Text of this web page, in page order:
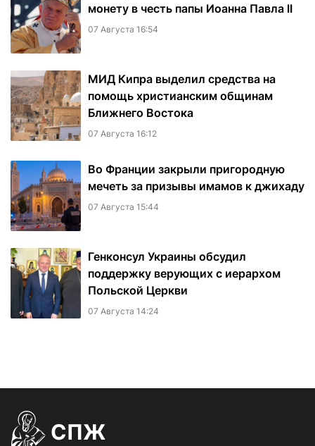
монету в честь папы Иоанна Павла II
07 Августа 16:54
МИД Кипра выделил средства на
помощь христианским общинам
Ближнего Востока
07 Августа 16:12
Во Франции закрыли пригородную
мечеть за призывы имамов к джихаду
07 Августа 15:44
Генконсул Украины обсудил
поддержку верующих с иерархом
Польской Церкви
07 Августа 14:24
СПЖ